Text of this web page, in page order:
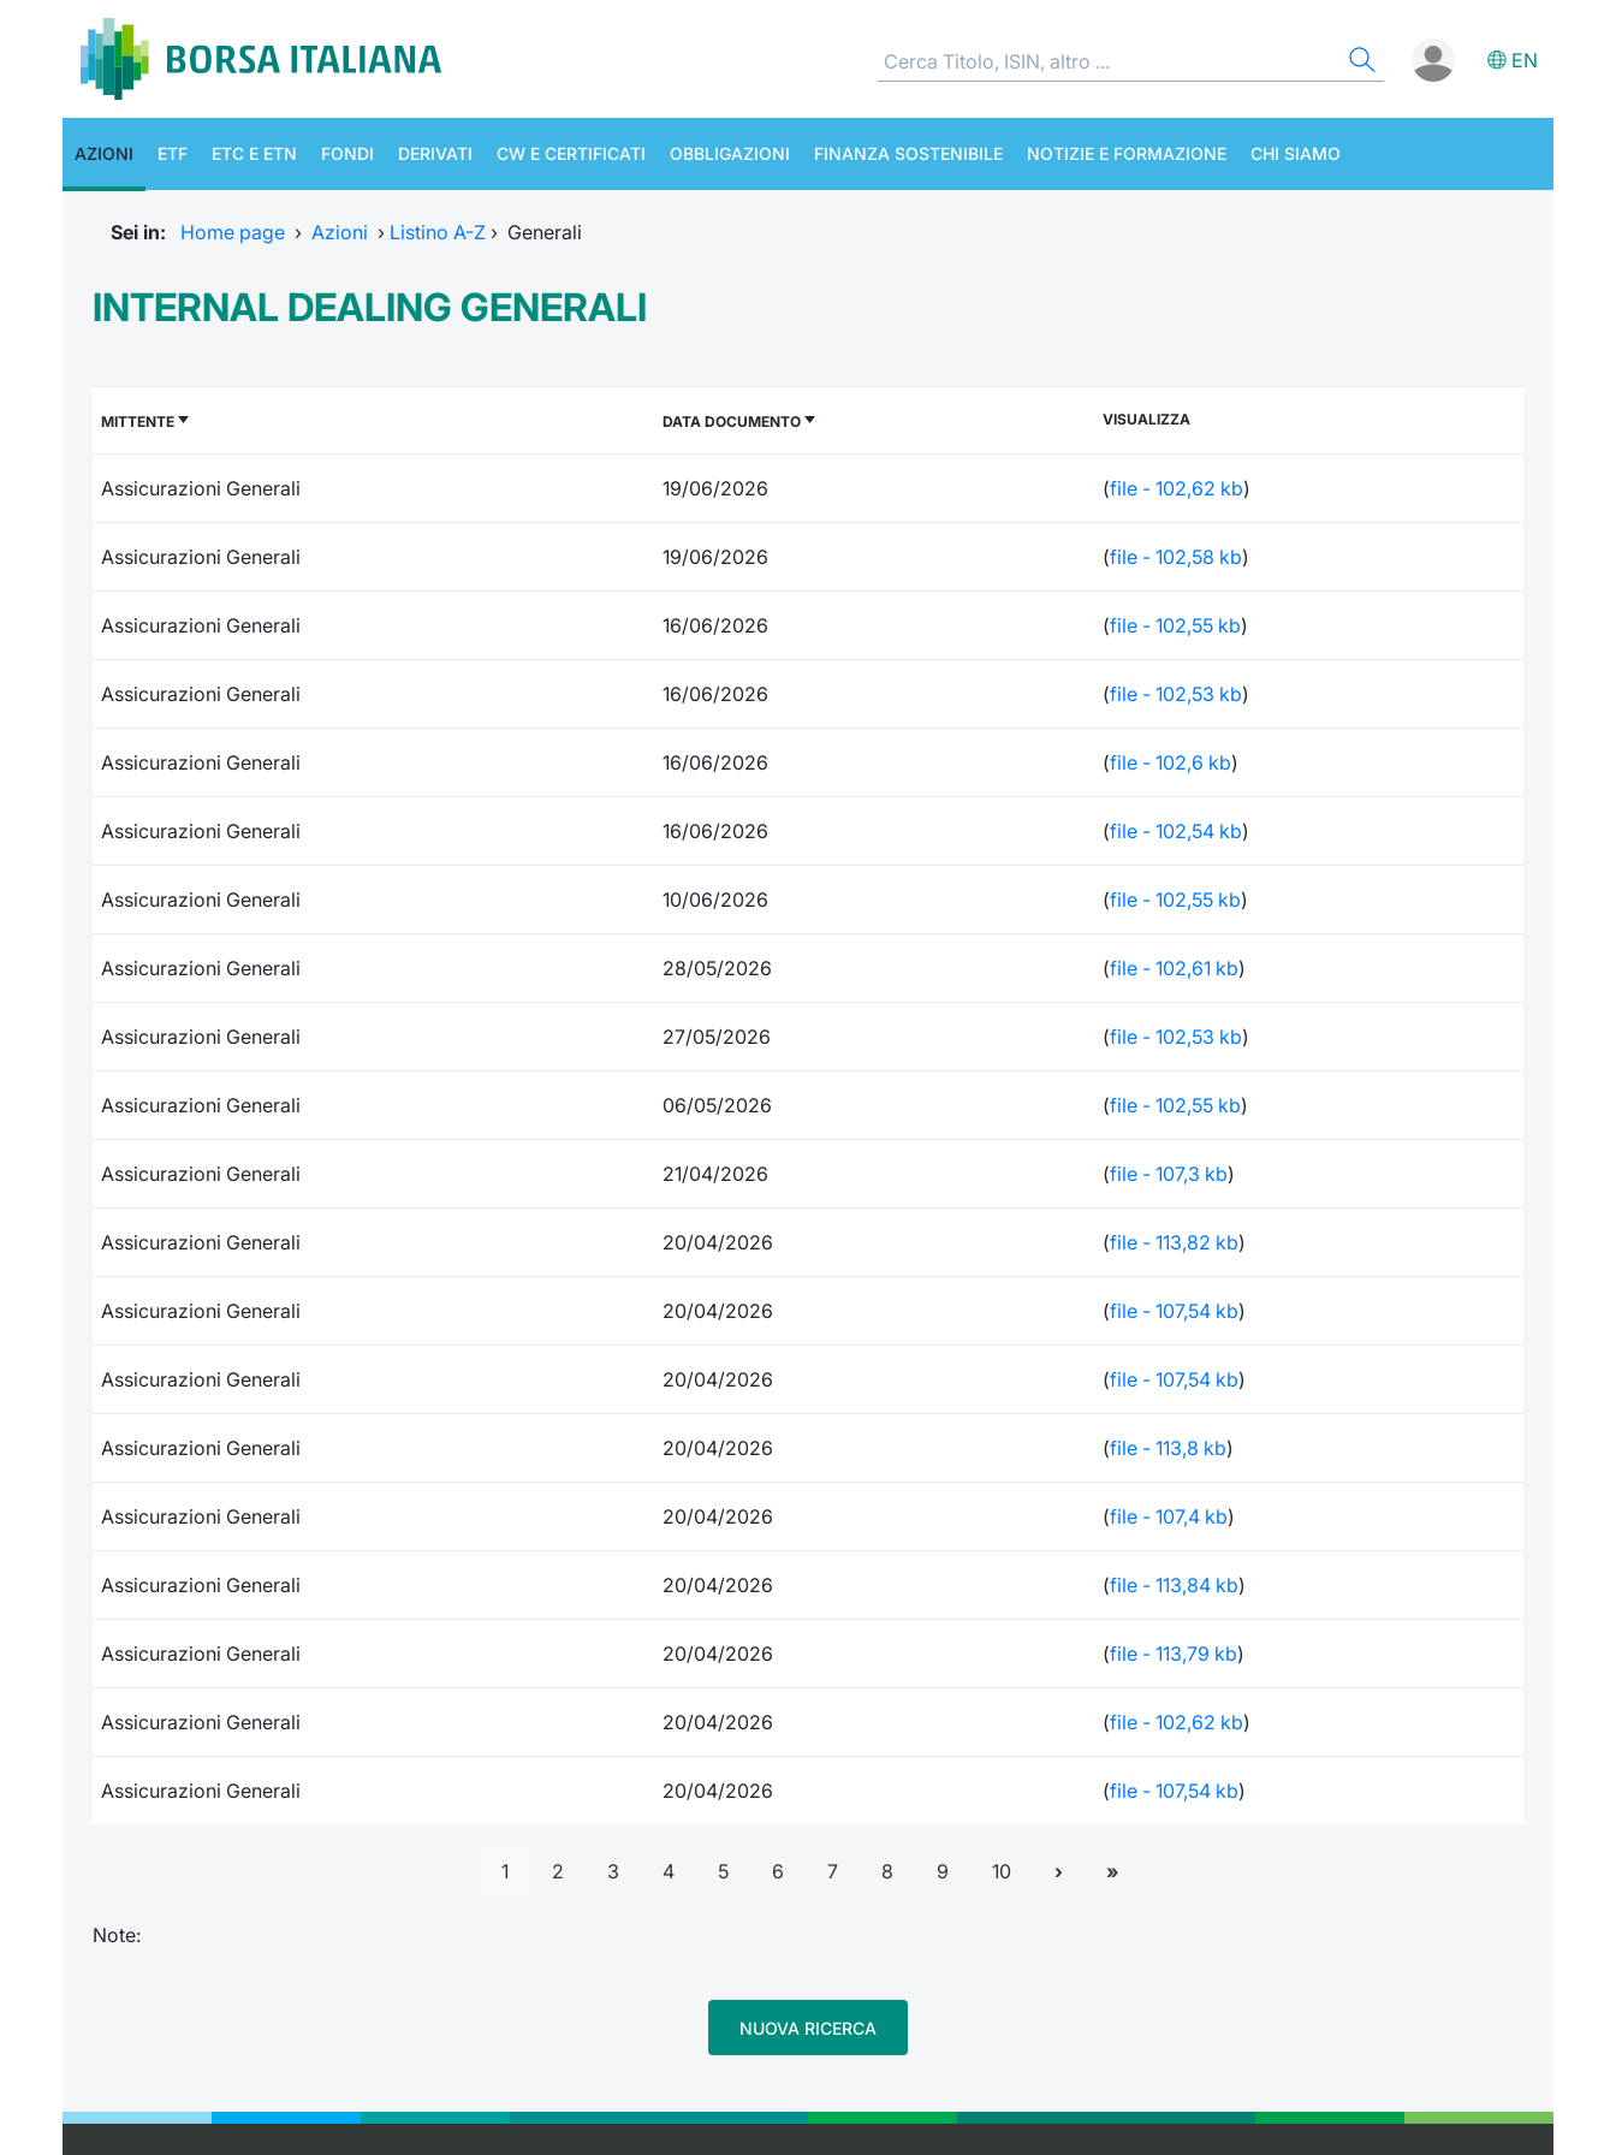
EN
AZIONI ETF ETC E ETN FONDI DERIVATI CW E CERTIFICATI OBBLIGAZIONI FINANZA SOSTENIBILE NOTIZIE E FORMAZIONE CHI SIAMO
Sei in: Home page › Azioni › Listino A-Z › Generali
INTERNAL DEALING GENERALI
MITTENTE DATA DOCUMENTO VISUALIZZA
Assicurazioni Generali 19/06/2026 (file - 102,62 kb)
Assicurazioni Generali 19/06/2026 (file - 102,58 kb)
Assicurazioni Generali 16/06/2026 (file - 102,55 kb)
Assicurazioni Generali 16/06/2026 (file - 102,53 kb)
Assicurazioni Generali 16/06/2026 (file - 102,6 kb)
Assicurazioni Generali 16/06/2026 (file - 102,54 kb)
Assicurazioni Generali 10/06/2026 (file - 102,55 kb)
Assicurazioni Generali 28/05/2026 (file - 102,61 kb)
Assicurazioni Generali 27/05/2026 (file - 102,53 kb)
Assicurazioni Generali 06/05/2026 (file - 102,55 kb)
Assicurazioni Generali 21/04/2026 (file - 107,3 kb)
Assicurazioni Generali 20/04/2026 (file - 113,82 kb)
Assicurazioni Generali 20/04/2026 (file - 107,54 kb)
Assicurazioni Generali 20/04/2026 (file - 107,54 kb)
Assicurazioni Generali 20/04/2026 (file - 113,8 kb)
Assicurazioni Generali 20/04/2026 (file - 107,4 kb)
Assicurazioni Generali 20/04/2026 (file - 113,84 kb)
Assicurazioni Generali 20/04/2026 (file - 113,79 kb)
Assicurazioni Generali 20/04/2026 (file - 102,62 kb)
Assicurazioni Generali 20/04/2026 (file - 107,54 kb)
1 2 3 4 5 6 7 8 9 10
Note:
NUOVA RICERCA